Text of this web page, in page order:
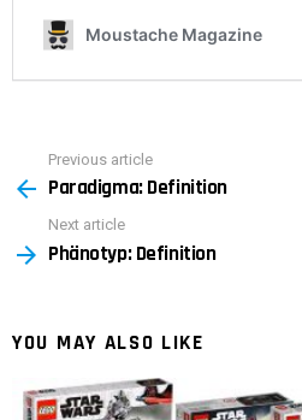
more
Previous article
Paradigma: Definition
Next article
Phänotyp: Definition
YOU MAY ALSO LIKE